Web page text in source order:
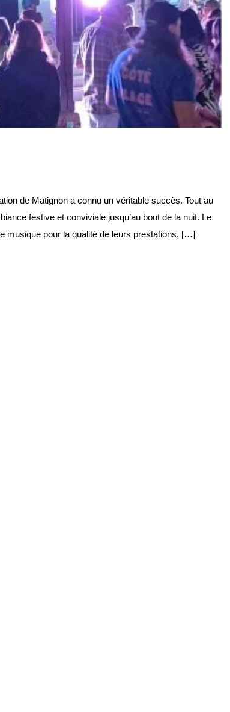
de Matignon a connu un véritable succès. Tout au
festive et conviviale jusqu’au bout de la nuit. Le
musique pour la qualité de leurs prestations, […]